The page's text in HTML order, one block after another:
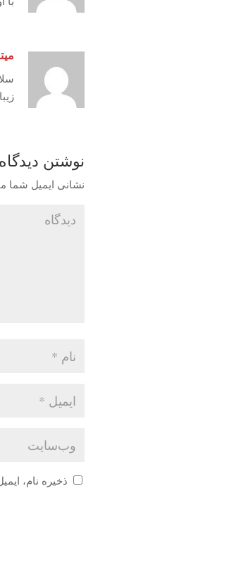
نوشتن دیدگاه
نشانی ایمیل شما
ذخیره نام،